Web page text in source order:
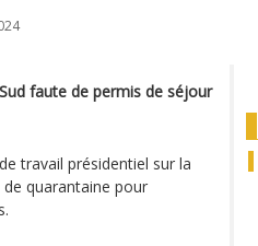
faute de permis de séjour
travail présidentiel sur la
quarantaine pour